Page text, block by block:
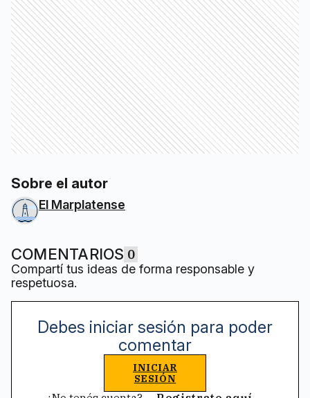
Sobre el autor
El Marplatense
COMENTARIOS 0
Compartí tus ideas de forma responsable y
respetuosa.
Debes iniciar sesión para poder
comentar
INICIAR
SESIÓN